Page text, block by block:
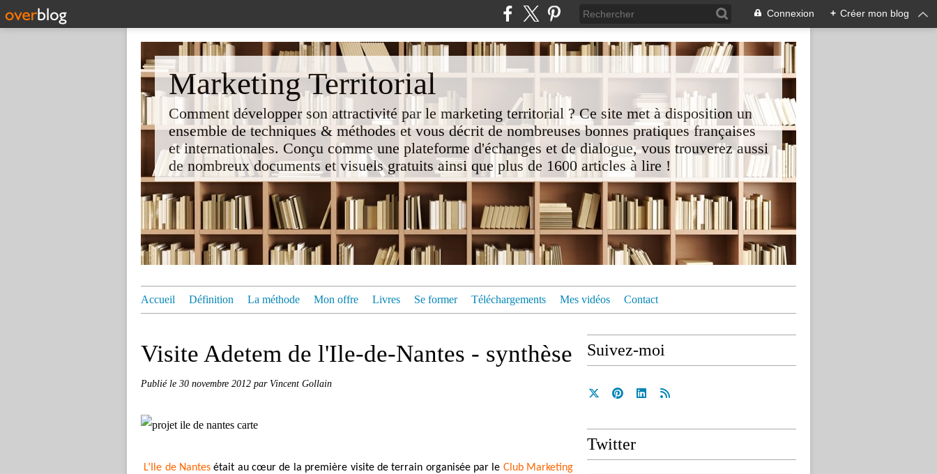
Connexion + Créer mon blog
Marketing Territorial
Comment développer son attractivité par le marketing territorial ? Ce site met à disposition un
ensemble de techniques & méthodes et vous décrit de nombreuses bonnes pratiques françaises
et internationales. Conçu comme une plateforme d'échanges et de dialogue, vous trouverez aussi
de nombreux documents et visuels gratuits ainsi que plus de 1600 articles à lire !
Accueil Définition La méthode Mon offre Livres Se former Téléchargements Mes vidéos Contact
Visite Adetem de l'Ile-de-Nantes - synthèse
Publié le 30 novembre 2012 par Vincent Gollain
L’Ile de Nantes était au cœur de la première visite de terrain organisée par le Club Marketing
Suivez-moi
Twitter